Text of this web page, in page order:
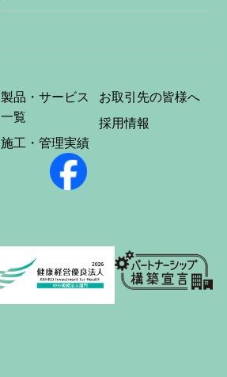
製品・サービス
一覧
施工・管理実績
お取引先の皆様へ
採用情報